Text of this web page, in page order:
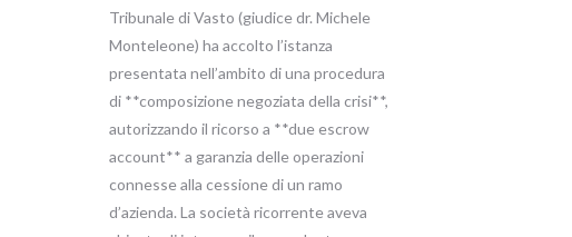
Tribunale di Vasto (giudice dr. Michele
Monteleone) ha accolto l’istanza
presentata nell’ambito di una procedura
di **composizione negoziata della crisi**,
autorizzando il ricorso a **due escrow
account** a garanzia delle operazioni
connesse alla cessione di un ramo
d’azienda. La società ricorrente aveva